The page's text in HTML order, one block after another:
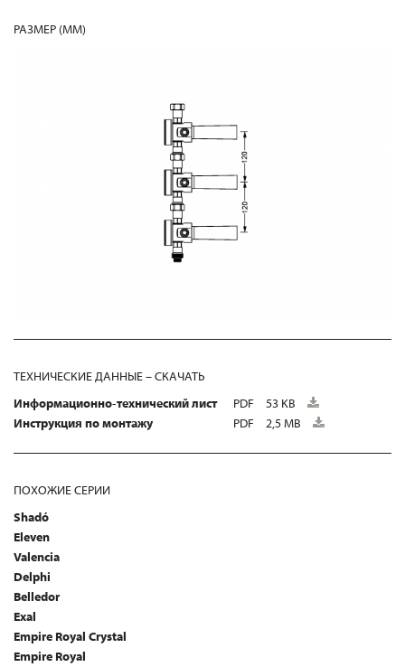
РАЗМЕР (MM)
ТЕХНИЧЕСКИЕ ДАННЫЕ – СКАЧАТЬ
Информационно-технический лист
PDF
53 KB
Инструкция по монтажу
PDF 2,5 MB
ПОХОЖИЕ СЕРИИ
Shadó
Eleven
Valencia
Delphi
Belledor
Exal
Empire Royal Crystal
Empire Royal